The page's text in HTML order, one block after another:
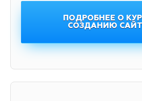
ПОДРОБНЕЕ О
СОЗДАНИЮ